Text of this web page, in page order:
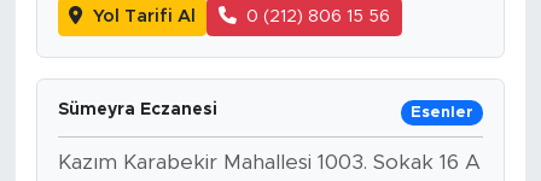
Yol Tarifi Al 0 (212) 806 15 56
Sümeyra Eczanesi Esenler
Kazım Karabekir Mahallesi 1003. Sokak 16 A